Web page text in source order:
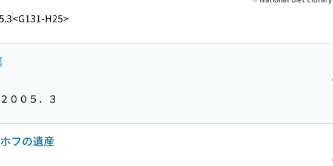
<G131-H25>
２００５．３
フの遺産